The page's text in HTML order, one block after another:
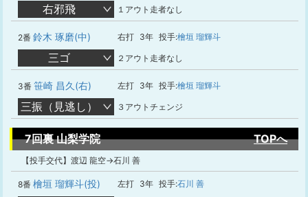
右邪飛 １アウト走者なし
2番 鈴木 琢磨(中) 右打 3年 投手:檜垣 瑠輝斗
三ゴ ２アウト走者なし
3番 笹崎 昌久(右) 左打 3年 投手:檜垣 瑠輝斗
三振（見逃し） ３アウトチェンジ
7回裏 山梨学院 TOPへ
【投手交代】渡辺 龍空→石川 善
8番 檜垣 瑠輝斗(投) 左打 3年 投手:石川 善